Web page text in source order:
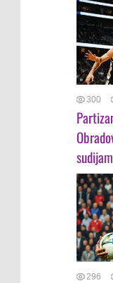
300
296